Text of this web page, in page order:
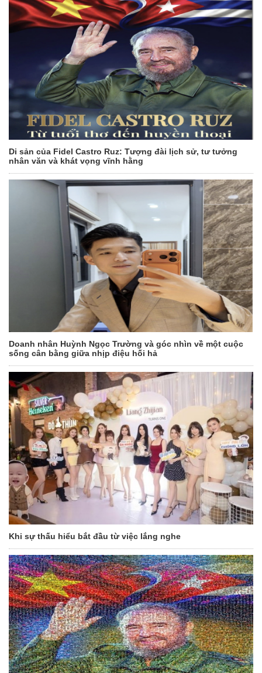
Di sản của Fidel Castro Ruz: Tượng đài lịch sử, tư tưởng
nhân văn và khát vọng vĩnh hằng
Doanh nhân Huỳnh Ngọc Trường và góc nhìn về một cuộc
sống cân bằng giữa nhịp điệu hối hả
Khi sự thấu hiểu bắt đầu từ việc lắng nghe